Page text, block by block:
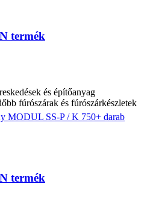
termék
és építőanyag
fúrószárak és fúrószárkészletek
termék